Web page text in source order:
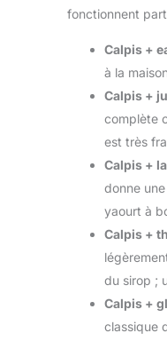
fonctionnent
Calpis +
à la
Calpis +
complète
est très
Calpis +
donne
yaourt à
Calpis +
du sirop ;
Calpis +
classique